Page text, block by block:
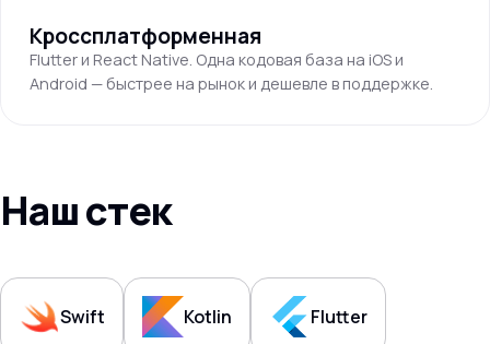
Кроссплатформенная
Flutter и React Native. Одна кодовая база на iOS и
Android — быстрее на рынок и дешевле в поддержке.
Наш стек
Swift Kotlin Flutter